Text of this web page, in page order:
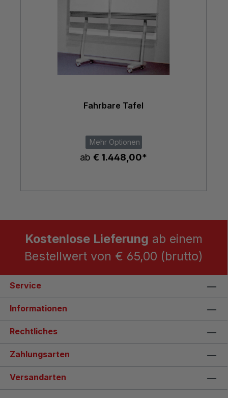
Fahrbare Tafel
Mehr Optionen
ab € 1.448,00*
Kostenlose Lieferung ab einem
Bestellwert von € 65,00 (brutto)
Service
Informationen
Rechtliches
Zahlungsarten
Versandarten